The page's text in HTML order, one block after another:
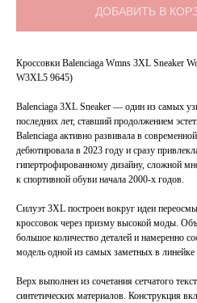
ДОБАВИТЬ В
Кроссовки Balenciaga Wmns 3XL Sneaker
W3XL5 9645)
Balenciaga 3XL Sneaker — один из самых
последних лет, ставший продолжением
Balenciaga активно развивала в
дебютировала в 2023 году и сразу
гипертрофированному дизайну, сложной
к спортивной обуви начала 2000-х годов.
Силуэт 3XL построен вокруг идеи
кроссовок через призму высокой моды.
большое количество деталей и намеренно
модель одной из самых заметных в линейке
Верх выполнен из сочетания сетчатого
синтетических материалов. Конструкция